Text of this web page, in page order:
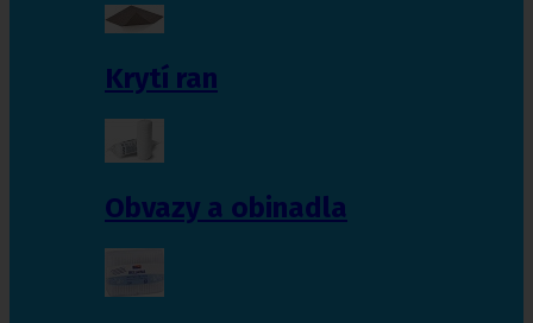
Krytí ran
Obvazy a obinadla